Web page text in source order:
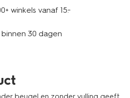
winkels vanaf 15.-
30 dagen